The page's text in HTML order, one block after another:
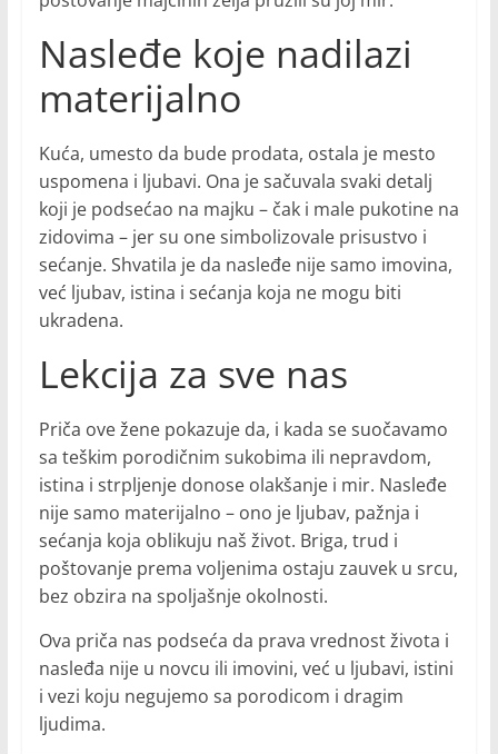
Nasleđe koje nadilazi
materijalno
Kuća, umesto da bude prodata, ostala je mesto
uspomena i ljubavi. Ona je sačuvala svaki detalj
koji je podsećao na majku – čak i male pukotine na
zidovima – jer su one simbolizovale prisustvo i
sećanje. Shvatila je da nasleđe nije samo imovina,
već ljubav, istina i sećanja koja ne mogu biti
ukradena.
Lekcija za sve nas
Priča ove žene pokazuje da, i kada se suočavamo
sa teškim porodičnim sukobima ili nepravdom,
istina i strpljenje donose olakšanje i mir. Nasleđe
nije samo materijalno – ono je ljubav, pažnja i
sećanja koja oblikuju naš život. Briga, trud i
poštovanje prema voljenima ostaju zauvek u srcu,
bez obzira na spoljašnje okolnosti.
Ova priča nas podseća da prava vrednost života i
nasleđa nije u novcu ili imovini, već u ljubavi, istini
i vezi koju negujemo sa porodicom i dragim
ljudima.